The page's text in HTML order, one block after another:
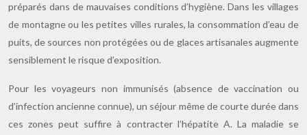
préparés dans de mauvaises conditions d’hygiène. Dans les villages
de montagne ou les petites villes rurales, la consommation d’eau de
puits, de sources non protégées ou de glaces artisanales augmente
sensiblement le risque d’exposition.
Pour les voyageurs non immunisés (absence de vaccination ou
d’infection ancienne connue), un séjour même de courte durée dans
ces zones peut suffire à contracter l’hépatite A. La maladie se